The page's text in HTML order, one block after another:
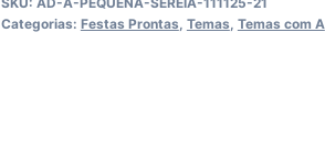
quantidade
Categorias: Festas Prontas Temas Temas com A